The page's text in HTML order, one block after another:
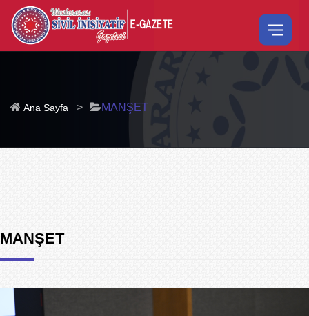
Ana Sayfa > MANŞET
MANŞET